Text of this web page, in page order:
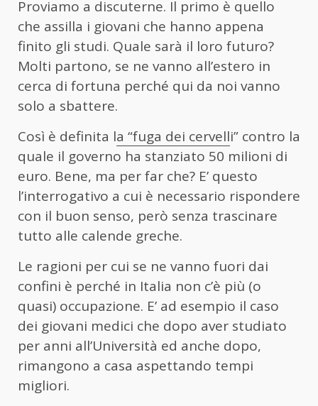
Proviamo a discuterne. Il primo è quello
che assilla i giovani che hanno appena
finito gli studi. Quale sarà il loro futuro?
Molti partono, se ne vanno all’estero in
cerca di fortuna perché qui da noi vanno
solo a sbattere.
Così è definita la “fuga dei cervelli” contro la
quale il governo ha stanziato 50 milioni di
euro. Bene, ma per far che? E’ questo
l’interrogativo a cui è necessario rispondere
con il buon senso, però senza trascinare
tutto alle calende greche.
Le ragioni per cui se ne vanno fuori dai
confini è perché in Italia non c’è più (o
quasi) occupazione. E’ ad esempio il caso
dei giovani medici che dopo aver studiato
per anni all’Università ed anche dopo,
rimangono a casa aspettando tempi
migliori.